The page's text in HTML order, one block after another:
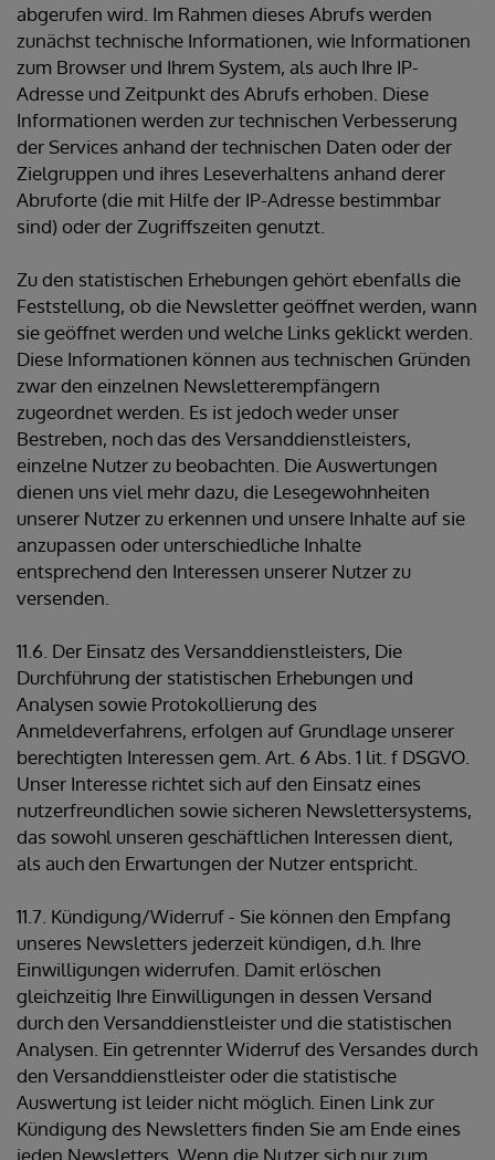
abgerufen wird. Im Rahmen dieses Abrufs werden
zunächst technische Informationen, wie Informationen
zum Browser und Ihrem System, als auch Ihre IP-
Adresse und Zeitpunkt des Abrufs erhoben. Diese
Informationen werden zur technischen Verbesserung
der Services anhand der technischen Daten oder der
Zielgruppen und ihres Leseverhaltens anhand derer
Abruforte (die mit Hilfe der IP-Adresse bestimmbar
sind) oder der Zugriffszeiten genutzt.
Zu den statistischen Erhebungen gehört ebenfalls die
Feststellung, ob die Newsletter geöffnet werden, wann
sie geöffnet werden und welche Links geklickt werden.
Diese Informationen können aus technischen Gründen
zwar den einzelnen Newsletterempfängern
zugeordnet werden. Es ist jedoch weder unser
Bestreben, noch das des Versanddienstleisters,
einzelne Nutzer zu beobachten. Die Auswertungen
dienen uns viel mehr dazu, die Lesegewohnheiten
unserer Nutzer zu erkennen und unsere Inhalte auf sie
anzupassen oder unterschiedliche Inhalte
entsprechend den Interessen unserer Nutzer zu
versenden.
11.6. Der Einsatz des Versanddienstleisters, Die
Durchführung der statistischen Erhebungen und
Analysen sowie Protokollierung des
Anmeldeverfahrens, erfolgen auf Grundlage unserer
berechtigten Interessen gem. Art. 6 Abs. 1 lit. f DSGVO.
Unser Interesse richtet sich auf den Einsatz eines
nutzerfreundlichen sowie sicheren Newslettersystems,
das sowohl unseren geschäftlichen Interessen dient,
als auch den Erwartungen der Nutzer entspricht.
11.7. Kündigung/Widerruf - Sie können den Empfang
unseres Newsletters jederzeit kündigen, d.h. Ihre
Einwilligungen widerrufen. Damit erlöschen
gleichzeitig Ihre Einwilligungen in dessen Versand
durch den Versanddienstleister und die statistischen
Analysen. Ein getrennter Widerruf des Versandes durch
den Versanddienstleister oder die statistische
Auswertung ist leider nicht möglich. Einen Link zur
Kündigung des Newsletters finden Sie am Ende eines
jeden Newsletters. Wenn die Nutzer sich nur zum